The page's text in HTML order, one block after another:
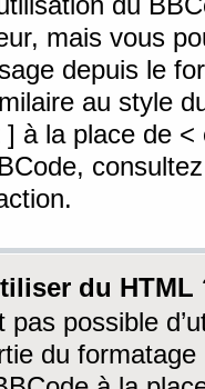
mais vous
depuis le
au style
à la place de <
du HTML
pas possible
du